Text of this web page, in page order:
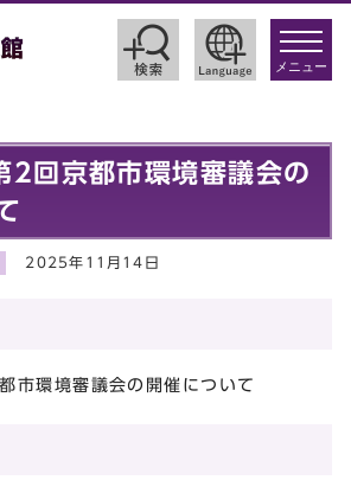
toggle
メニュー
2回京都市環境審議会の
2025年11月14日
市環境審議会の開催について